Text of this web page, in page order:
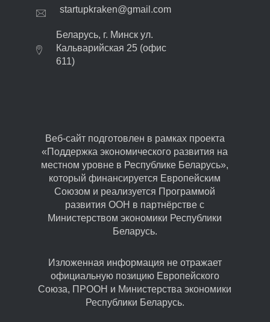
startupkraken@gmail.com
Беларусь, г. Минск ул.
Кальварийская 25 (офис
611)
Веб-сайт подготовлен в рамках проекта
«Поддержка экономического развития на
местном уровне в Республике Беларусь»,
который финансируется Европейским
Союзом и реализуется Программой
развития ООН в партнёрстве с
Министерством экономики Республики
Беларусь.
Изложенная информация не отражает
официальную позицию Европейского
Союза, ПРООН и Министерства экономики
Республики Беларусь.